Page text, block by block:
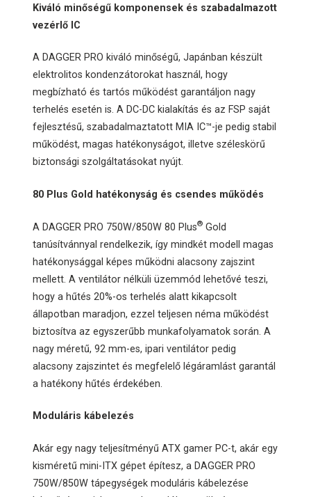
Kiváló minőségű komponensek és szabadalmazott
vezérlő IC
A DAGGER PRO kiváló minőségű, Japánban készült
elektrolitos kondenzátorokat használ, hogy
megbízható és tartós működést garantáljon nagy
terhelés esetén is. A DC-DC kialakítás és az FSP saját
fejlesztésű, szabadalmaztatott MIA IC™-je pedig stabil
működést, magas hatékonyságot, illetve széleskörű
biztonsági szolgáltatásokat nyújt.
80 Plus Gold hatékonyság és csendes működés
A DAGGER PRO 750W/850W 80 Plus®Gold
tanúsítvánnyal rendelkezik, így mindkét modell magas
hatékonysággal képes működni alacsony zajszint
mellett. A ventilátor nélküli üzemmód lehetővé teszi,
hogy a hűtés 20%-os terhelés alatt kikapcsolt
állapotban maradjon, ezzel teljesen néma működést
biztosítva az egyszerűbb munkafolyamatok során. A
nagy méretű, 92 mm-es, ipari ventilátor pedig
alacsony zajszintet és megfelelő légáramlást garantál
a hatékony hűtés érdekében.
Moduláris kábelezés
Akár egy nagy teljesítményű ATX gamer PC-t, akár egy
kisméretű mini-ITX gépet építesz, a DAGGER PRO
750W/850W tápegységek moduláris kábelezése